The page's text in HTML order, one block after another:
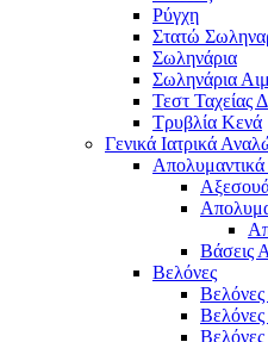
Ρύγχη
Στατώ
Σωληνάρια
Σωληνάρια
Τεστ Ταχείας
Τρυβλία Κενά
Γενικά Ιατρικά
Βάσεις
Βελόνες
Βελόνες